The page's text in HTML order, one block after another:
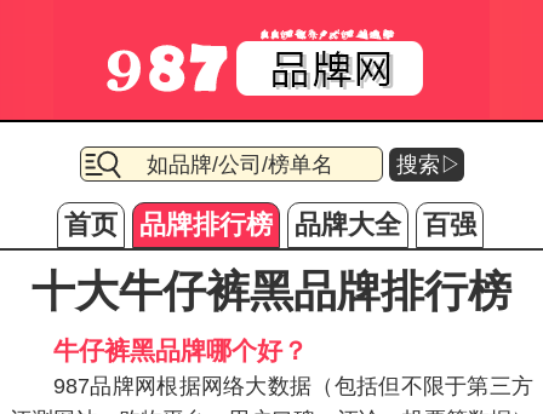
搜索▷
首页 品牌排行榜 品牌大全 百强
十大牛仔裤黑品牌排行榜
牛仔裤黑品牌哪个好？
987品牌网根据网络大数据（包括但不限于第三方